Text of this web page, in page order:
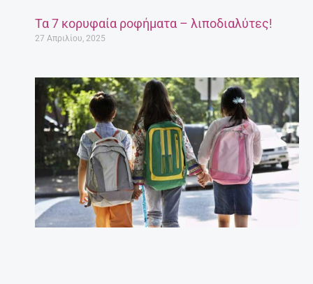
Τα 7 κορυφαία ροφήματα – λιποδιαλύτες!
27 Απριλίου, 2025